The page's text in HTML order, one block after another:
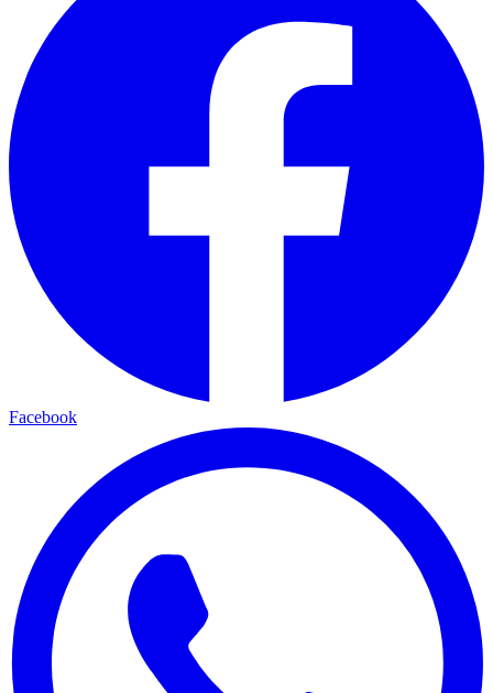
Facebook